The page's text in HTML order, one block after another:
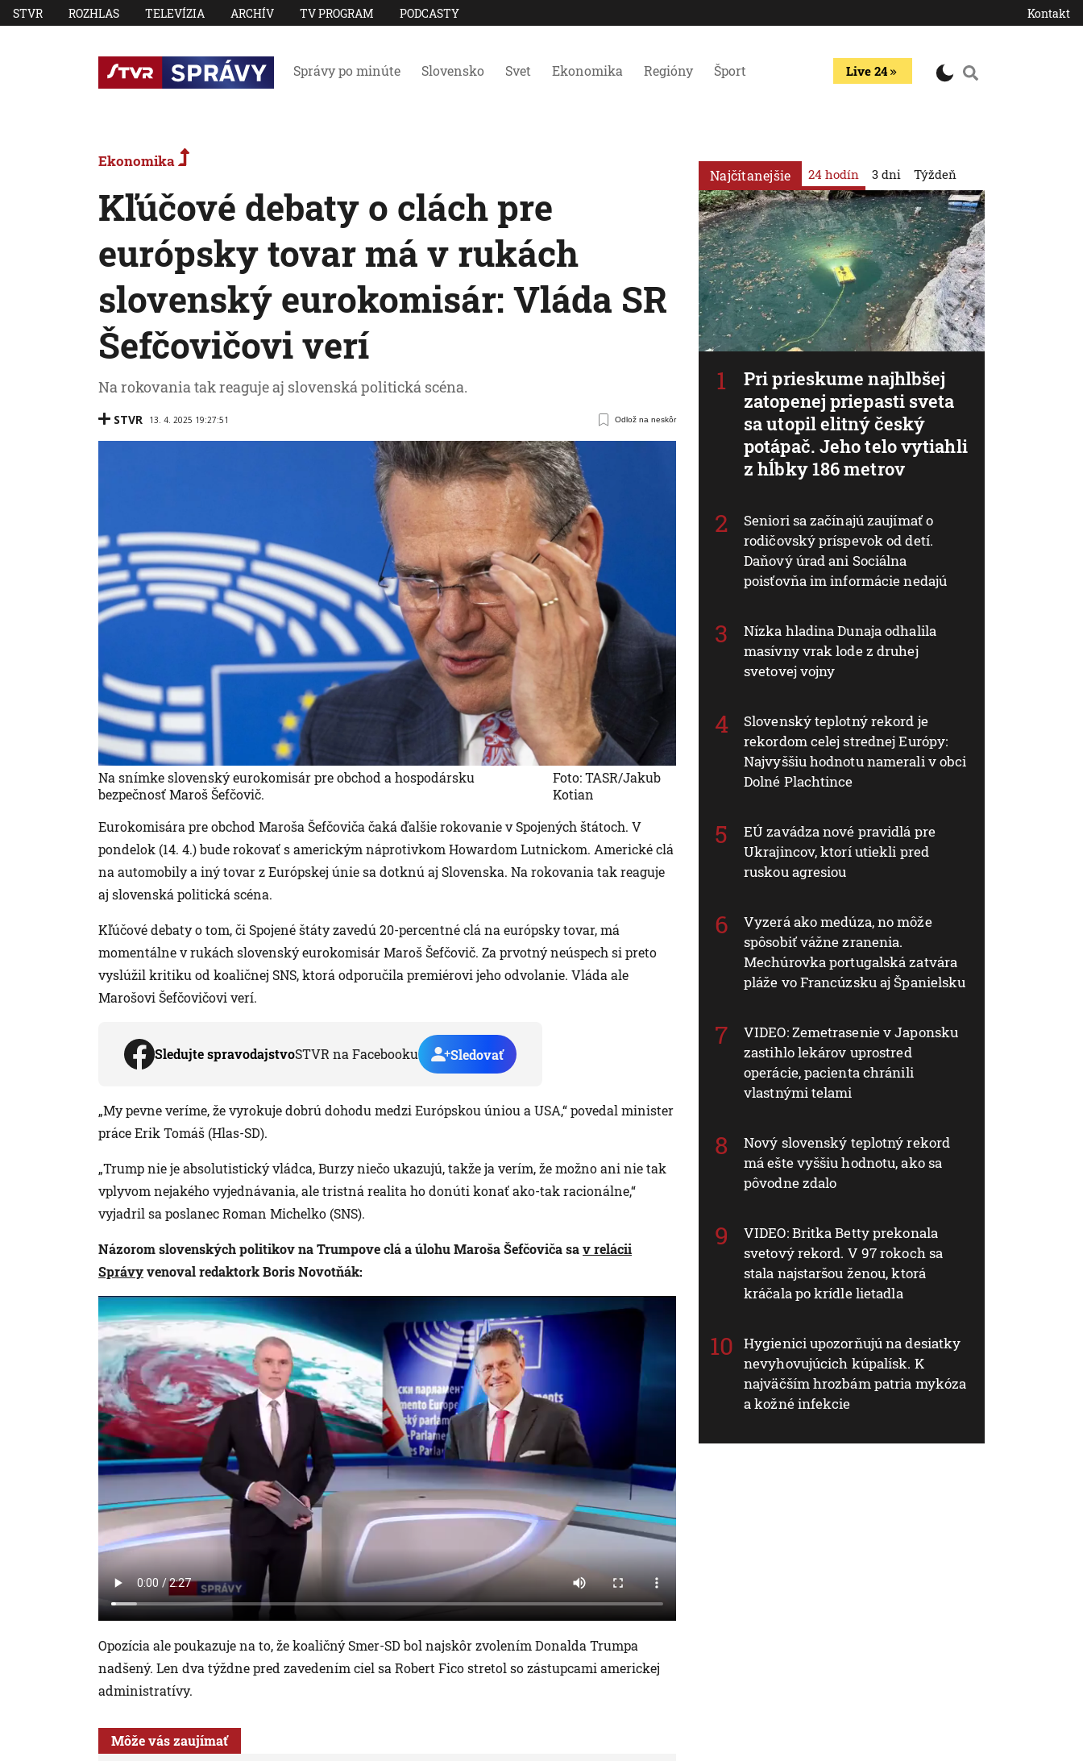
STVR ROZHLAS TELEVÍZIA ARCHÍV TV PROGRAM PODCASTY Kontakt
Správy po minúte Slovensko Svet Ekonomika Regióny Šport Live 24
Ekonomika
Kľúčové debaty o clách pre
európsky tovar má v rukách
slovenský eurokomisár: Vláda SR
Šefčovičovi verí
Na rokovania tak reaguje aj slovenská politická scéna.
STVR 13. 4. 2025 19:27:51 Odlož na neskôr
Na snímke slovenský eurokomisár pre obchod a hospodársku
bezpečnosť Maroš Šefčovič.
Foto: TASR/Jakub
Kotian
Eurokomisára pre obchod Maroša Šefčoviča čaká ďalšie rokovanie v Spojených štátoch. V
pondelok (14. 4.) bude rokovať s americkým náprotivkom Howardom Lutnickom. Americké clá
na automobily a iný tovar z Európskej únie sa dotknú aj Slovenska. Na rokovania tak reaguje
aj slovenská politická scéna.
Kľúčové debaty o tom, či Spojené štáty zavedú 20-percentné clá na európsky tovar, má
momentálne v rukách slovenský eurokomisár Maroš Šefčovič. Za prvotný neúspech si preto
vyslúžil kritiku od koaličnej SNS, ktorá odporučila premiérovi jeho odvolanie. Vláda ale
Marošovi Šefčovičovi verí.
Sledujte spravodajstvoSTVR na Facebooku Sledovať
„My pevne veríme, že vyrokuje dobrú dohodu medzi Európskou úniou a USA,“ povedal minister
práce Erik Tomáš (Hlas-SD).
„Trump nie je absolutistický vládca, Burzy niečo ukazujú, takže ja verím, že možno ani nie tak
vplyvom nejakého vyjednávania, ale tristná realita ho donúti konať ako-tak racionálne,“
vyjadril sa poslanec Roman Michelko (SNS).
Názorom slovenských politikov na Trumpove clá a úlohu Maroša Šefčoviča sav relácii
Správyvenoval redaktork Boris Novotňák:
Opozícia ale poukazuje na to, že koaličný Smer-SD bol najskôr zvolením Donalda Trumpa
nadšený. Len dva týždne pred zavedením ciel sa Robert Fico stretol so zástupcami americkej
administratívy.
Môže vás zaujímať
Najčítanejšie 24 hodín
Pri prieskume najhlbšej
zatopenej priepasti sveta
sa utopil elitný český
potápač. Jeho telo vytiahli
z hĺbky 186 metrov
Seniori sa začínajú zaujímať o
rodičovský príspevok od detí.
Daňový úrad ani Sociálna
poisťovňa im informácie nedajú
Nízka hladina Dunaja odhalila
masívny vrak lode z druhej
svetovej vojny
Slovenský teplotný rekord je
rekordom celej strednej Európy:
Najvyššiu hodnotu namerali v obci
Dolné Plachtince
EÚ zavádza nové pravidlá pre
Ukrajincov, ktorí utiekli pred
ruskou agresiou
Vyzerá ako medúza, no môže
spôsobiť vážne zranenia.
Mechúrovka portugalská zatvára
pláže vo Francúzsku aj Španielsku
VIDEO: Zemetrasenie v Japonsku
zastihlo lekárov uprostred
operácie, pacienta chránili
vlastnými telami
Nový slovenský teplotný rekord
má ešte vyššiu hodnotu, ako sa
pôvodne zdalo
VIDEO: Britka Betty prekonala
svetový rekord. V 97 rokoch sa
stala najstaršou ženou, ktorá
kráčala po krídle lietadla
Hygienici upozorňujú na desiatky
nevyhovujúcich kúpalísk. K
najväčším hrozbám patria mykóza
a kožné infekcie
3 dni Týždeň